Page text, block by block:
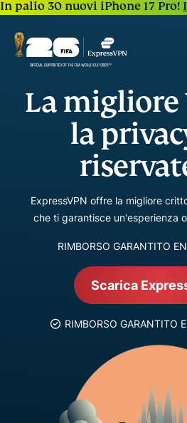
In palio 30 nuovi iPhone 17 Pro!
La migliore
la
ExpressVPN offre la migliore
che ti garantisce un'esperienza
RIMBORSO GARANTITO
Scarica
RIMBORSO GARANTITO